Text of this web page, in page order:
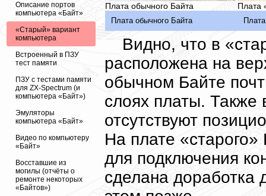
Описание портов
компьютера «Байт»
«Старый» вариант
компьютера
Встроенный в ПЗУ
тест памяти
ПЗУ с тестами памяти
для ZX-Spectrum (и
компьютера «Байт»)
Эмуляторы
компьютера «Байт»
Видео по компьютеру
«Байт»
Восставшие из
могилы (отчёты о
ремонте некоторых
«Байтов»)
Плата обычного Байта Плата
Плата обычного Байта
Видно, что в
расположена на
обычном Байте
слоях платы. Также
отсутствуют
На плате
для подключения
сделана доработка